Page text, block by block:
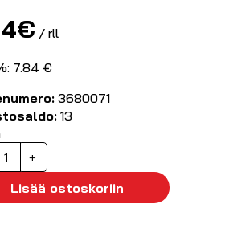
€ / rll
7.84 €
3680071
13
+
Lisää ostoskoriin